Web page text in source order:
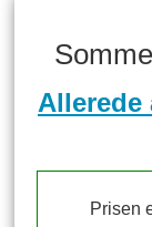
Prisen